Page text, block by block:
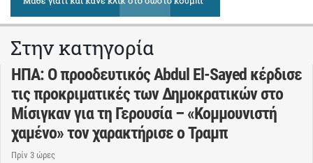
Στην κατηγορία
ΗΠΑ: Ο προοδευτικός Abdul El-Sayed κέρδισε
τις προκριματικές των Δημοκρατικών στο
Μίσιγκαν για τη Γερουσία – «Κομμουνιστή
χαμένο» τον χαρακτήρισε ο Τραμπ
Πρίν 3 ώρες